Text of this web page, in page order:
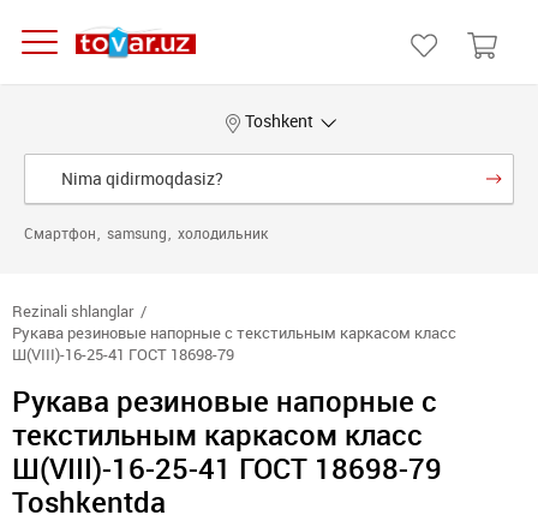
Toshkent
Смартфон samsung холодильник
Rezinali shlanglar
Рукава резиновые напорные с текстильным каркасом класс
Ш(VIII)-16-25-41 ГОСТ 18698-79
Рукава резиновые напорные с
текстильным каркасом класс
Ш(VIII)-16-25-41 ГОСТ 18698-79
Toshkentda